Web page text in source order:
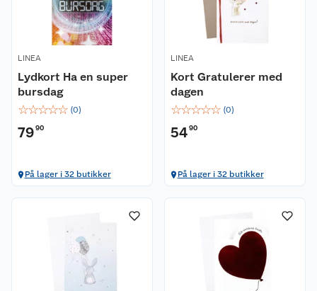
LINEA
Lydkort Ha en super
bursdag
☆☆☆☆☆ (0)
7990
På lager i 32 butikker
LINEA
Kort Gratulerer med
dagen
☆☆☆☆☆ (0)
5490
På lager i 32 butikker